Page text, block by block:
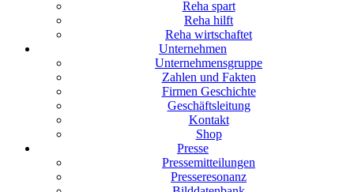
Reha spart
Reha hilft
Reha wirtschaftet
Unternehmen
Unternehmensgruppe
Zahlen und Fakten
Firmen Geschichte
Geschäftsleitung
Kontakt
Shop
Presse
Pressemitteilungen
Presseresonanz